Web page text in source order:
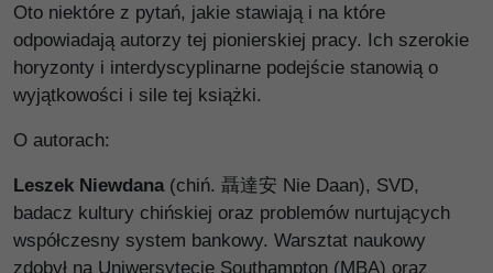
Oto niektóre z pytań, jakie stawiają i na które
odpowiadają autorzy tej pionierskiej pracy. Ich szerokie
horyzonty i interdyscyplinarne podejście stanowią o
wyjątkowości i sile tej książki.
O autorach:
Leszek Niewdana (chiń. 聶達安 Nie Daan), SVD,
badacz kultury chińskiej oraz problemów nurtujących
współczesny system bankowy. Warsztat naukowy
zdobył na Uniwersytecie Southampton (MBA) oraz